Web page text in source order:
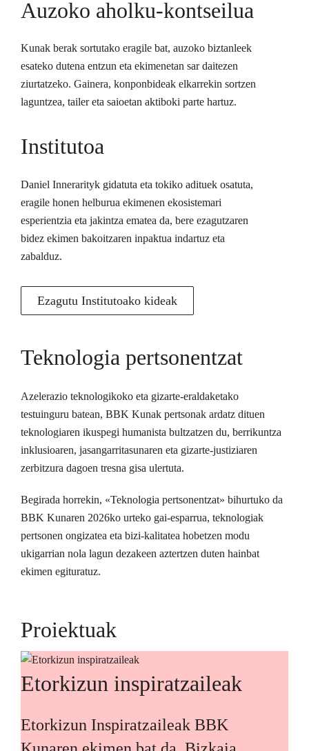
Auzoko aholku-kontseilua
Kunak berak sortutako eragile bat, auzoko biztanleek
esateko dutena entzun eta ekimenetan sar daitezen
ziurtatzeko. Gainera, konponbideak elkarrekin sortzen
laguntzea, tailer eta saioetan aktiboki parte hartuz.
Institutoa
Daniel Innerarityk gidatuta eta tokiko adituek osatuta,
eragile honen helburua ekimenen ekosistemari
esperientzia eta jakintza ematea da, bere ezagutzaren
bidez ekimen bakoitzaren inpaktua indartuz eta
zabalduz.
Ezagutu Institutoako kideak
Teknologia pertsonentzat
Azelerazio teknologikoko eta gizarte-eraldaketako
testuinguru batean, BBK Kunak pertsonak ardatz dituen
teknologiaren ikuspegi humanista bultzatzen du, berrikuntza
inklusioaren, jasangarritasunaren eta gizarte-justiziaren
zerbitzura dagoen tresna gisa ulertuta.
Begirada horrekin, «Teknologia pertsonentzat» bihurtuko da
BBK Kunaren 2026ko urteko gai-esparrua, teknologiak
pertsonen ongizatea eta bizi-kalitatea hobetzen modu
ukigarrian nola lagun dezakeen aztertzen duten hainbat
ekimen egituratuz.
Proiektuak
Etorkizun inspiratzaileak
Etorkizun Inspiratzaileak BBK